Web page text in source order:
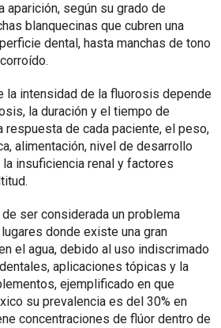
aparición, según su grado de
blanquecinas que cubren una
dental, hasta manchas de tono
la intensidad de la fluorosis depende
la duración y el tiempo de
respuesta de cada paciente, el peso,
alimentación, nivel de desarrollo
insuficiencia renal y factores
ser considerada un problema
donde existe una gran
el agua, debido al uso indiscrimado
aplicaciones tópicas y la
ejemplificado en que
su prevalencia es del 30% en
concentraciones de flúor dentro de